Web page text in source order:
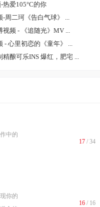
热爱105°C的你
-周二珂《告白气球》 ...
视频 - 《追随光》MV ...
- 心里初恋的《童年》 ...
精酿可乐INS 爆红，肥宅 ...
中的
17 / 34
你的
16 / 16